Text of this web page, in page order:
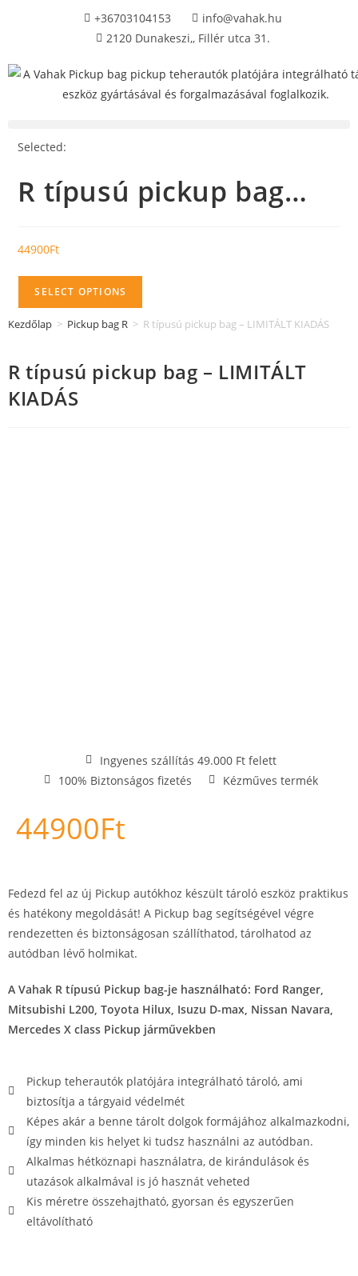
+36703104153
info@vahak.hu
2120 Dunakeszi,, Fillér utca 31.
Selected:
R típusú pickup bag…
44900Ft
SELECT OPTIONS
Kezdőlap > Pickup bag R > R típusú pickup bag – LIMITÁLT KIADÁS
R típusú pickup bag – LIMITÁLT
KIADÁS
Ingyenes szállítás 49.000 Ft felett
100% Biztonságos fizetés
Kézműves termék
44900Ft
Fedezd fel az új Pickup autókhoz készült tároló eszköz praktikus
és hatékony megoldását! A Pickup bag segítségével végre
rendezetten és biztonságosan szállíthatod, tárolhatod az
autódban lévő holmikat.
A Vahak R típusú Pickup bag-je használható: Ford Ranger,
Mitsubishi L200, Toyota Hilux, Isuzu D-max, Nissan Navara,
Mercedes X class Pickup járművekben
Pickup teherautók platójára integrálható tároló, ami
biztosítja a tárgyaid védelmét
Képes akár a benne tárolt dolgok formájához alkalmazkodni,
így minden kis helyet ki tudsz használni az autódban.
Alkalmas hétköznapi használatra, de kirándulások és
utazások alkalmával is jó hasznát veheted
Kis méretre összehajtható, gyorsan és egyszerűen
eltávolítható